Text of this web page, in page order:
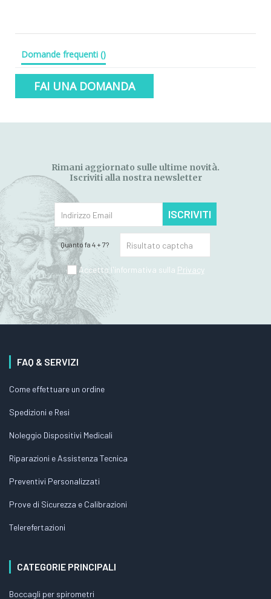
Domande frequenti ()
FAI UNA DOMANDA
Rimani aggiornato sulle ultime novità.
Iscriviti alla nostra newsletter
ISCRIVITI
Quanto fa 4 + 7?
Accetto l'informativa sulla Privacy
FAQ & SERVIZI
Come effettuare un ordine
Spedizioni e Resi
Noleggio Dispositivi Medicali
Riparazioni e Assistenza Tecnica
Preventivi Personalizzati
Prove di Sicurezza e Calibrazioni
Telerefertazioni
CATEGORIE PRINCIPALI
Boccagli per spirometri